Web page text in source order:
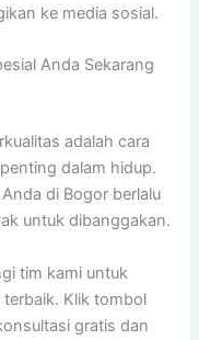
ke media sosial.
Anda Sekarang
adalah cara
dalam hidup.
di Bogor berlalu
untuk dibanggakan.
tim kami untuk
Klik tombol
gratis dan